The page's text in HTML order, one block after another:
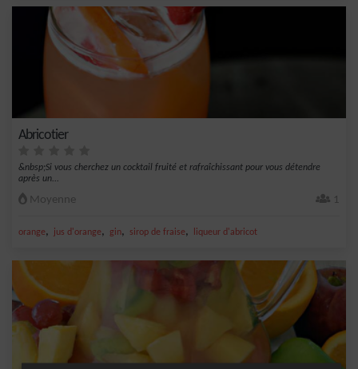
Abricotier
&nbsp;Si vous cherchez un cocktail fruité et rafraîchissant pour vous détendre
après un...
Moyenne 1
orange, jus d'orange, gin, sirop de fraise, liqueur d'abricot